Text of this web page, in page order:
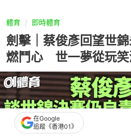
體育 即時體育
劍擊｜蔡俊彥回望世
燃鬥心 世一夢從玩笑
在Google
追蹤《香港01》